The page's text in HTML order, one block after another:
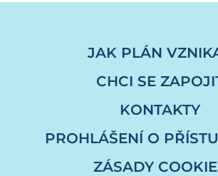
JAK PLÁN
CHCI SE
KONTAKTY
PROHLÁŠENÍ O
ZÁSADY